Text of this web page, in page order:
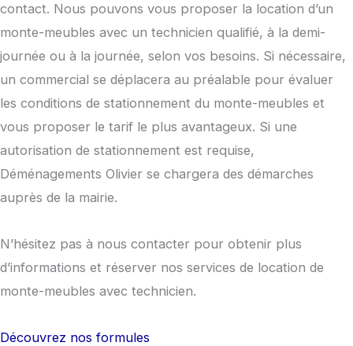
contact. Nous pouvons vous proposer la location d’un
monte-meubles avec un technicien qualifié, à la demi-
journée ou à la journée, selon vos besoins. Si nécessaire,
un commercial se déplacera au préalable pour évaluer
les conditions de stationnement du monte-meubles et
vous proposer le tarif le plus avantageux. Si une
autorisation de stationnement est requise,
Déménagements Olivier se chargera des démarches
auprès de la mairie.
N’hésitez pas à nous contacter pour obtenir plus
d’informations et réserver nos services de location de
monte-meubles avec technicien.
Découvrez nos formules